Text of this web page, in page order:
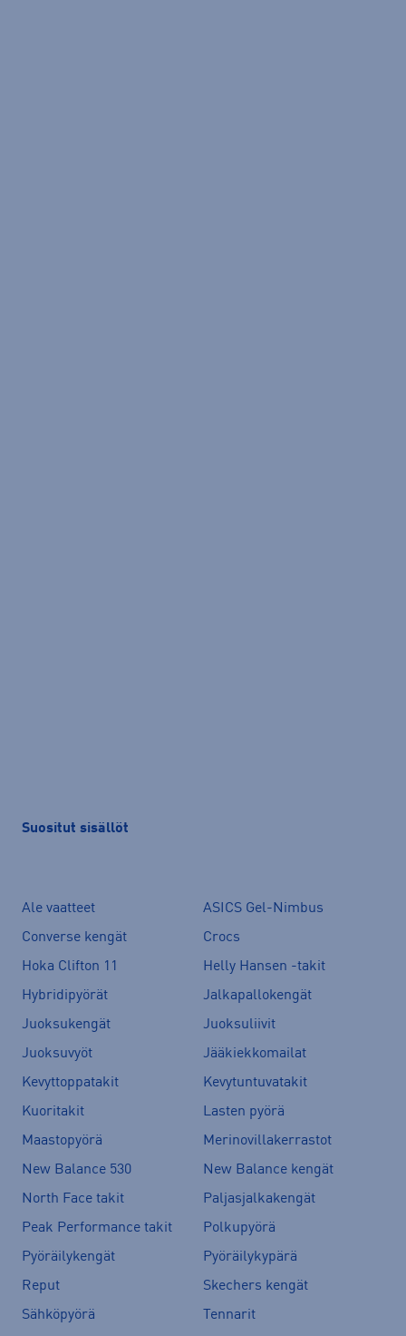
Suositut sisällöt
Ale vaatteet
ASICS Gel-Nimbus
Converse kengät
Crocs
Hoka Clifton 11
Helly Hansen -takit
Hybridipyörät
Jalkapallokengät
Juoksukengät
Juoksuliivit
Juoksuvyöt
Jääkiekkomailat
Kevyttoppatakit
Kevytuntuvatakit
Kuoritakit
Lasten pyörä
Maastopyörä
Merinovillakerrastot
New Balance 530
New Balance kengät
North Face takit
Paljasjalkakengät
Peak Performance takit
Polkupyörä
Pyöräilykengät
Pyöräilykypärä
Reput
Skechers kengät
Sähköpyörä
Tennarit